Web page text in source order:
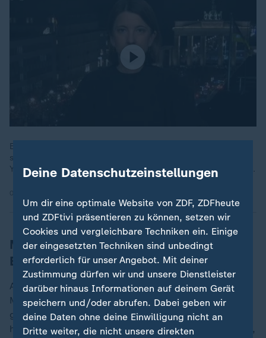
Es provoziere Trump, mit dem Demokraten Mamdani einen so
starken Gegenkandidaten in der eigenen Heimatstadt New
York zu haben, sagt Politikwissenschaftlerin Laura von Daniels.
Mamdani setzte sich bei
Bürgermeisterwahl in New York durch
Am Tag seines Wahlsieges - und auch davor - hatte
Mamdani selbst nicht mit scharfer Kritik an Trump
gespart. Beim Sender MS NOW erklärte er nun, man
habe sich mit dem Weißen Haus in Verbindung gesetzt,
Deine Datenschutzeinstellungen
Um dir eine optimale Website von ZDF, ZDFheute
und ZDFtivi präsentieren zu können, setzen wir
Cookies und vergleichbare Techniken ein. Einige
der eingesetzten Techniken sind unbedingt
erforderlich für unser Angebot. Mit deiner
Zustimmung dürfen wir und unsere Dienstleister
darüber hinaus Informationen auf deinem Gerät
speichern und/oder abrufen. Dabei geben wir
deine Daten ohne deine Einwilligung nicht an
Dritte weiter, die nicht unsere direkten